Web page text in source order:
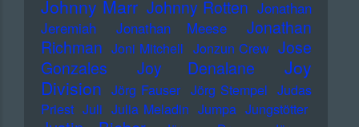
Johnny Marr Johnny Rotten Jonathan
Jeremiah
Jonathan Meese
Jonathan
Richman Joni Mitchell Jonzun Crew Jose
Gonzales
Joy Denalane
Joy
Division Jörg Fauser Jörg Stempel Judas
Priest Juli Julia Meladin Jumpa Jungstötter